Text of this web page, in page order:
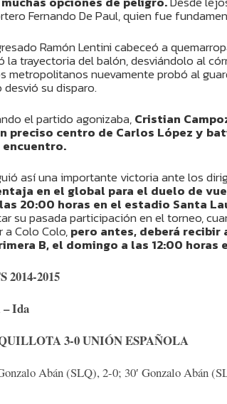
Fernando De Paul, quien fue
Ramón Lentini cabeceó a
la trayectoria del balón, desviándolo al
metropolitanos nuevamente probó al
su disparo.
el partido agonizaba,Cristian
preciso centro de Carlos López y
así una importante victoria ante los
en el global para el duelo de
20:00 horas en el estadio Santa
su pasada participación en el torneo,
a Colo Colo,pero antes, deberá recibir
B, el domingo a las 12:00 horas
2014-2015
– Ida
3-0 UNIÓN ESPAÑOLA
Abán (SLQ), 2-0; 30′ Gonzalo Abán